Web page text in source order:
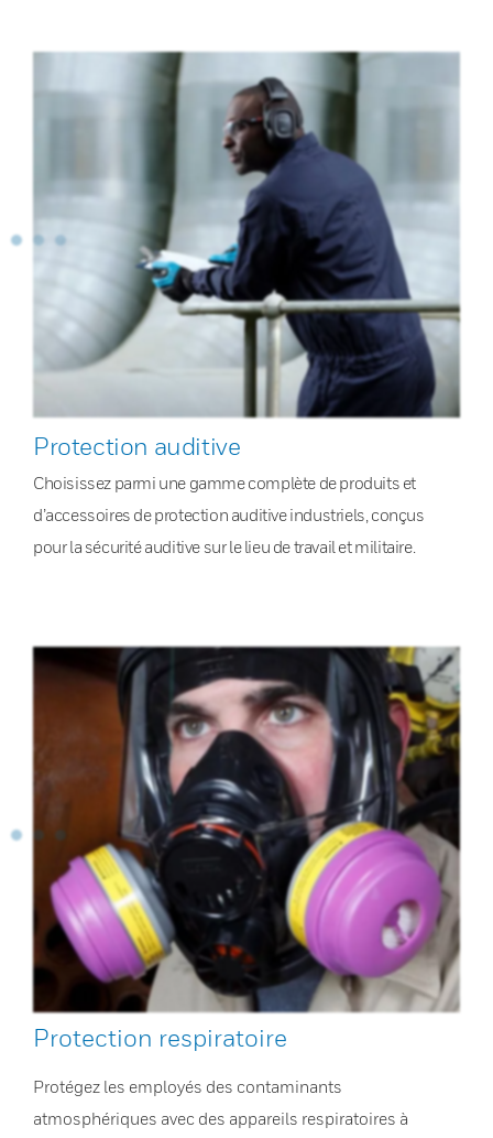
Protection auditive
Choisissez parmi une gamme complète de produits et
d’accessoires de protection auditive industriels, conçus
pour la sécurité auditive sur le lieu de travail et militaire.
Protection respiratoire
Protégez les employés des contaminants
atmosphériques avec des appareils respiratoires à